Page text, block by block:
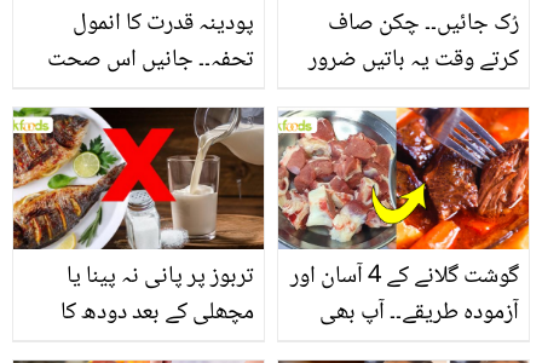
پودینہ قدرت کا انمول
تحفہ۔۔ جانیں اس صحت
انگیز طبی فوائد
رُک جائیں۔۔ چکن صاف
کرتے وقت یہ باتیں ضرور
تربوز پر پانی نہ پینا یا
مچھلی کے بعد دودھ کا
گوشت گلانے کے 4 آسان اور
آزمودہ طریقے۔۔ آپ بھی